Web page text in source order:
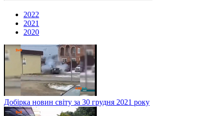
2022
2021
2020
Добірка новин світу за 30 грудня 2021 року